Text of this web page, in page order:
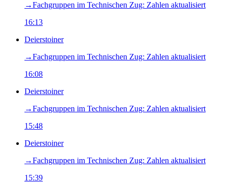
→‎Fachgruppen im Technischen Zug: Zahlen aktualisiert
16:13
Deierstoiner
→‎Fachgruppen im Technischen Zug: Zahlen aktualisiert
16:08
Deierstoiner
→‎Fachgruppen im Technischen Zug: Zahlen aktualisiert
15:48
Deierstoiner
→‎Fachgruppen im Technischen Zug: Zahlen aktualisiert
15:39